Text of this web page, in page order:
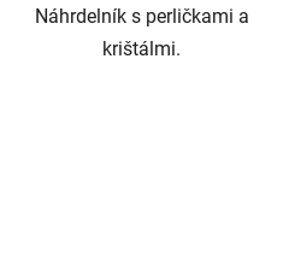
Náhrdelník s perličkami a
krištálmi.